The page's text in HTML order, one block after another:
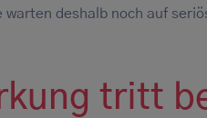
deshalb noch auf
tritt